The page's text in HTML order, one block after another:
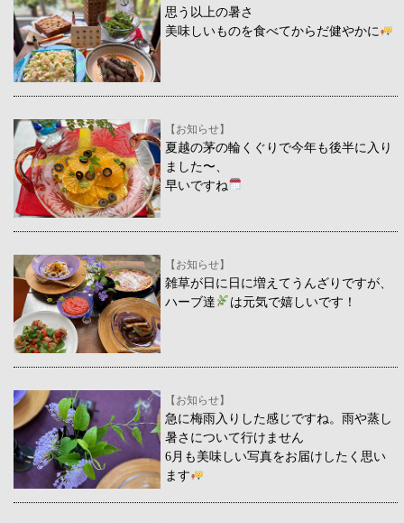
思う以上の暑さ
美味しいものを食べてからだ健やかに
【お知らせ】
夏越の茅の輪くぐりで今年も後半に入り
ました〜、
早いですね
【お知らせ】
雑草が日に日に増えてうんざりですが、
ハーブ達
は元気で嬉しいです！
【お知らせ】
急に梅雨入りした感じですね。雨や蒸し
暑さについて行けません
6月も美味しい写真をお届けしたく思い
ます